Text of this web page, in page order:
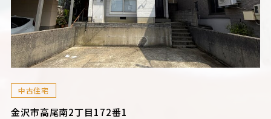
中古住宅
金沢市高尾南2丁目172番1